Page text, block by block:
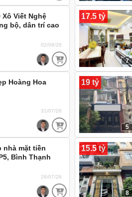
Xô Viết Nghệ
bộ, dân trí cao
02/08/26
17.5 tỷ
7
Hoàng Hoa
31/07/26
19 tỷ
5
nhà mặt tiền
Bình Thạnh
26/07/26
15.5 tỷ
8